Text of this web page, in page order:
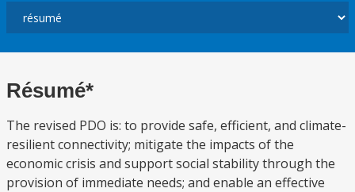
Résumé*
The revised PDO is: to provide safe, efficient, and climate-
resilient connectivity; mitigate the impacts of the
economic crisis and support social stability through the
provision of immediate needs; and enable an effective